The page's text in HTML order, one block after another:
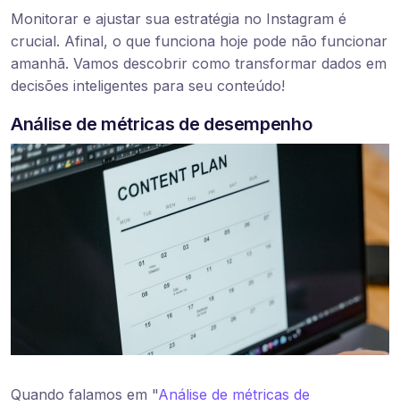
Monitorar e ajustar sua estratégia no Instagram é
crucial. Afinal, o que funciona hoje pode não funcionar
amanhã. Vamos descobrir como transformar dados em
decisões inteligentes para seu conteúdo!
Análise de métricas de desempenho
Quando falamos em "Análise de métricas de